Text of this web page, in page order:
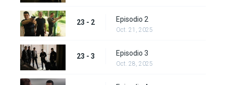
23 - 2 Episodio 2
Oct. 21, 2025
23 - 3 Episodio 3
Oct. 28, 2025